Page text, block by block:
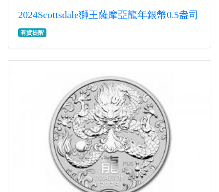
2024Scottsdale獅王薩摩亞龍年銀幣0.5盎司
有貨提醒